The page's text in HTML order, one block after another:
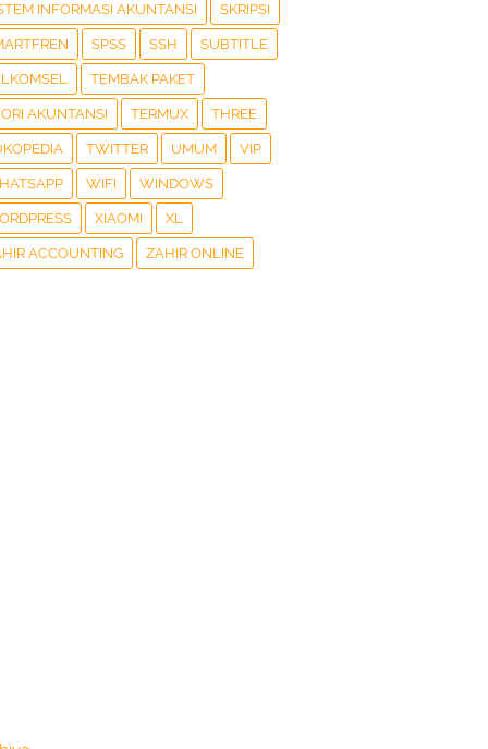
INFORMASI AKUNTANSI SKRIPSI
SPSS SSH SUBTITLE
TEMBAK PAKET
AKUNTANSI TERMUX THREE
TWITTER UMUM VIP
WIFI WINDOWS
XIAOMI XL
ACCOUNTING ZAHIR ONLINE